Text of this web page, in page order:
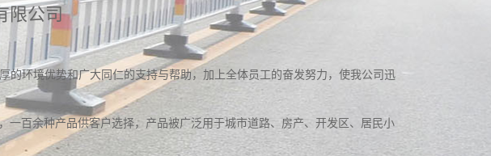
限公司
环境优势和广大同仁的支持与帮助，加上全体员工的奋发努力，使我公司迅
一百余种产品供客户选择，产品被广泛用于城市道路、房产、开发区、居民小